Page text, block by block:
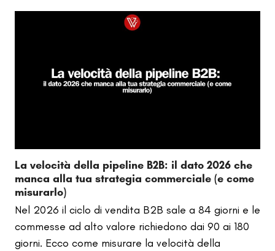
La velocità della pipeline B2B: il dato 2026 che
manca alla tua strategia commerciale (e come
misurarlo)
Nel 2026 il ciclo di vendita B2B sale a 84 giorni e le
commesse ad alto valore richiedono dai 90 ai 180
giorni. Ecco come misurare la velocità della